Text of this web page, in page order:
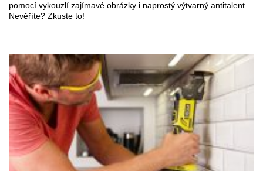
pomocí vykouzlí zajímavé obrázky i naprostý výtvarný antitalent.
Nevěříte? Zkuste to!